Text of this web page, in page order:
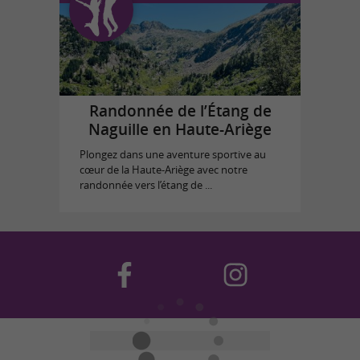
Randonnée de l’Étang de
Naguille en Haute-Ariège
Plongez dans une aventure sportive au
cœur de la Haute-Ariège avec notre
randonnée vers l’étang de ...